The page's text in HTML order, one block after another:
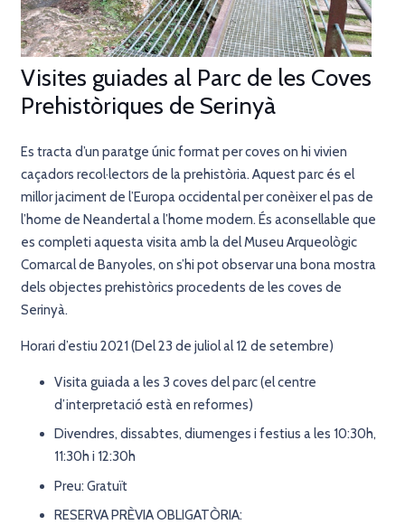
Visites guiades al Parc de les Coves
Prehistòriques de Serinyà
Es tracta d’un paratge únic format per coves on hi vivien
caçadors recol·lectors de la prehistòria. Aquest parc és el
millor jaciment de l’Europa occidental per conèixer el pas de
l’home de Neandertal a l’home modern. És aconsellable que
es completi aquesta visita amb la del Museu Arqueològic
Comarcal de Banyoles, on s’hi pot observar una bona mostra
dels objectes prehistòrics procedents de les coves de
Serinyà.
Horari d’estiu 2021 (Del 23 de juliol al 12 de setembre)
Visita guiada a les 3 coves del parc (el centre
d’interpretació està en reformes)
Divendres, dissabtes, diumenges i festius a les 10:30h,
11:30h i 12:30h
Preu: Gratuït
RESERVA PRÈVIA OBLIGATÒRIA: